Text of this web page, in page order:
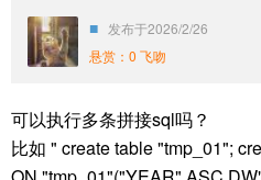
■ 发布于2026/2/26
悬赏：0 飞吻
可以执行多条拼接sql吗？
比如 " create table "tmp_01";